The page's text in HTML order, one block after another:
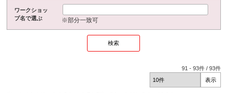
ワークショッ
プ名で選ぶ
※部分一致可
91 -93件 /93件